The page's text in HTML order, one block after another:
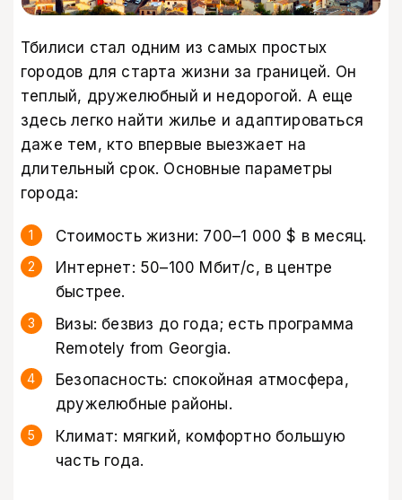
Тбилиси стал одним из самых простых
городов для старта жизни за границей. Он
теплый, дружелюбный и недорогой. А еще
здесь легко найти жилье и адаптироваться
даже тем, кто впервые выезжает на
длительный срок. Основные параметры
города:
Стоимость жизни: 700–1 000 $ в месяц.
Интернет: 50–100 Мбит/с, в центре
быстрее.
Визы: безвиз до года; есть программа
Remotely from Georgia.
Безопасность: спокойная атмосфера,
дружелюбные районы.
Климат: мягкий, комфортно большую
часть года.